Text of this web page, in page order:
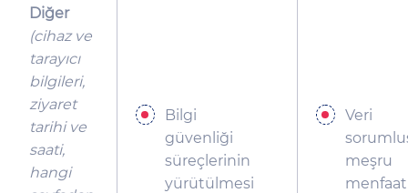
Diğer
(cihaz ve
tarayıcı
bilgileri,
ziyaret
tarihi ve
saati,
hangi
Bilgi
güvenliği
süreçlerinin
yürütülmesi
Veri
meşru